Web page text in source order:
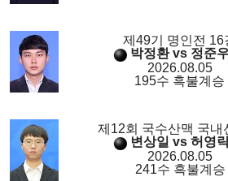
제49기 명인전 16
박정환 vs 정준
2026.08.05
195수 흑불계승
제12회 국수산맥 국내
변상일 vs 허영
2026.08.05
241수 흑불계승